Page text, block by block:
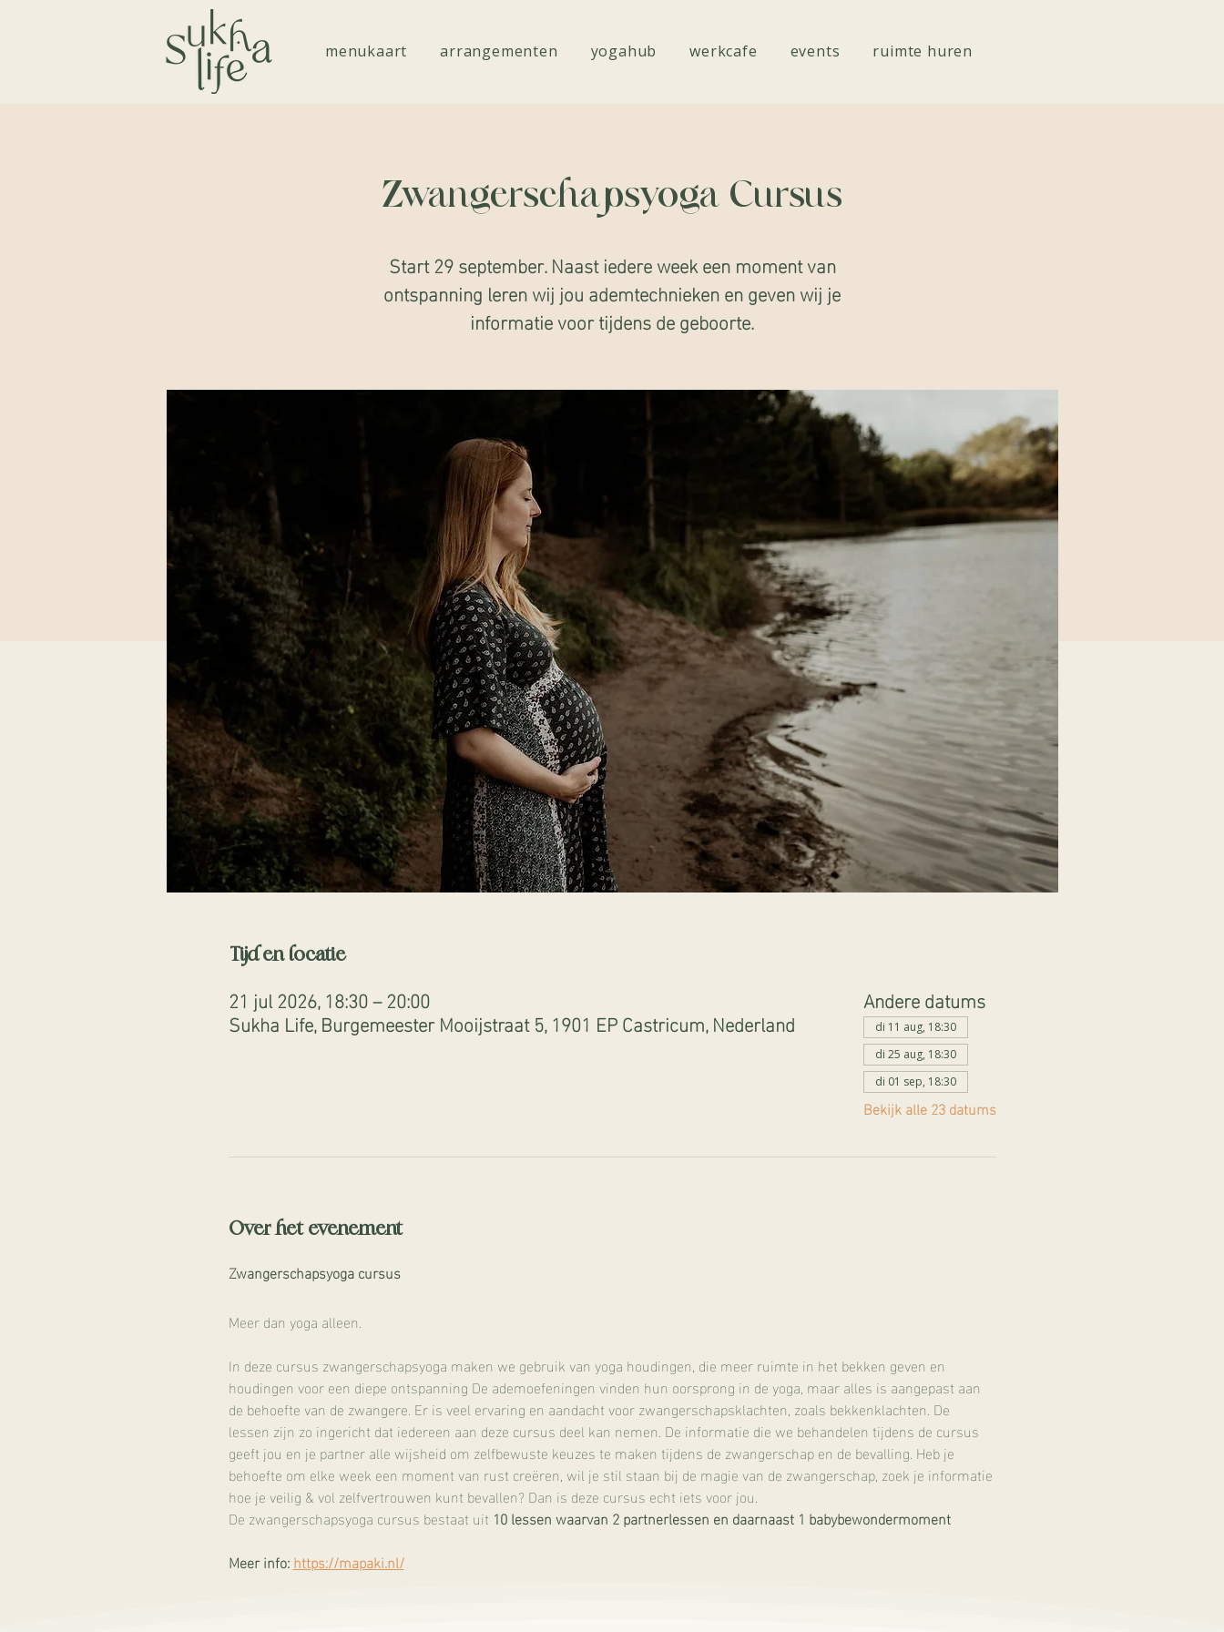
menukaart arrangementen yogahub werkcafe events ruimte huren
Zwangerschapsyoga Cursus
Start 29 september. Naast iedere week een moment van
ontspanning leren wij jou ademtechnieken en geven wij je
informatie voor tijdens de geboorte.
Tijd en locatie
21 jul 2026, 18:30 – 20:00
Sukha Life, Burgemeester Mooijstraat 5, 1901 EP Castricum, Nederland
Andere datums
di 11 aug, 18:30
di 25 aug, 18:30
di 01 sep, 18:30
Bekijk alle 23 datums
Over het evenement
Zwangerschapsyoga cursus
Meer dan yoga alleen.
In deze cursus zwangerschapsyoga maken we gebruik van yoga houdingen, die meer ruimte in het bekken geven en
houdingen voor een diepe ontspanning De ademoefeningen vinden hun oorsprong in de yoga, maar alles is aangepast aan
de behoefte van de zwangere. Er is veel ervaring en aandacht voor zwangerschapsklachten, zoals bekkenklachten. De
lessen zijn zo ingericht dat iedereen aan deze cursus deel kan nemen. De informatie die we behandelen tijdens de cursus
geeft jou en je partner alle wijsheid om zelfbewuste keuzes te maken tijdens de zwangerschap en de bevalling. Heb je
behoefte om elke week een moment van rust creëren, wil je stil staan bij de magie van de zwangerschap, zoek je informatie
hoe je veilig & vol zelfvertrouwen kunt bevallen? Dan is deze cursus echt iets voor jou.
De zwangerschapsyoga cursus bestaat uit 10 lessen waarvan 2 partnerlessen en daarnaast 1 babybewondermoment
Meer info: https://mapaki.nl/